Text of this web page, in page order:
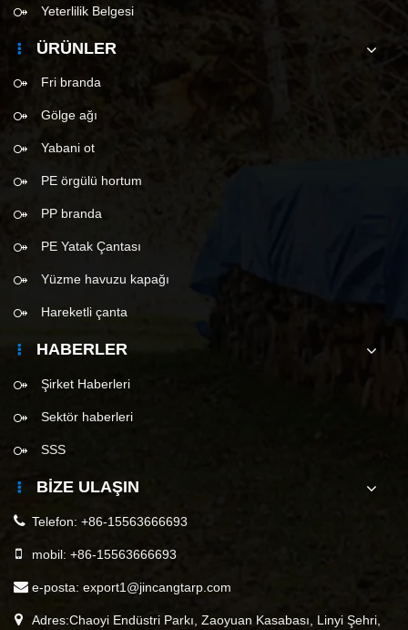
Yeterlilik Belgesi
ÜRÜNLER
Fri branda
Gölge ağı
Yabani ot
PE örgülü hortum
PP branda
PE Yatak Çantası
Yüzme havuzu kapağı
Hareketli çanta
HABERLER
Şirket Haberleri
Sektör haberleri
SSS
BIZE ULAŞIN
Telefon: +86-15563666693
mobil: +86-15563666693
e-posta: export1@jincangtarp.com
Adres:Chaoyi Endüstri Parkı, Zaoyuan Kasabası, Linyi Şehri,